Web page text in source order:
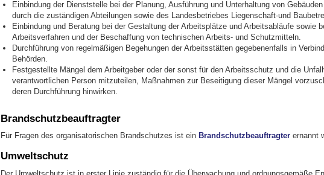
Einbindung der Dienststelle bei der Planung, Ausführung und Unterhaltung von
durch die zuständigen Abteilungen sowie des Landesbetriebes Liegenschaft-und
Einbindung und Beratung bei der Gestaltung der Arbeitsplätze und Arbeitsabläufe sowie
Arbeitsverfahren und der Beschaffung von technischen Arbeits- und Schutzmitteln.
Durchführung von regelmäßigen Begehungen der Arbeitsstätten gegebenenfalls in
Behörden.
Festgestellte Mängel dem Arbeitgeber oder der sonst für den Arbeitsschutz und die
verantwortlichen Person mitzuteilen, Maßnahmen zur Beseitigung dieser Mängel
deren Durchführung hinwirken.
Brandschutzbeauftragter
Für Fragen des organisatorischen Brandschutzes ist ein Brandschutzbeauftragterernannt
Umweltschutz